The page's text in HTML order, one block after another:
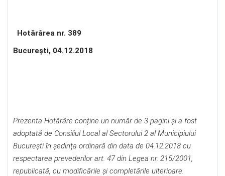
Hotărârea nr. 389
Bucureşti, 04.12.2018
Prezenta Hotărâre conține un număr de 3 pagini și a fost
adoptată de Consiliul Local al Sectorului 2 al Municipiului
Bucureşti în şedinţa ordinară din data de 04.12.2018 cu
respectarea prevederilor art. 47 din Legea nr. 215/2001,
republicată, cu modificările şi completările ulterioare.